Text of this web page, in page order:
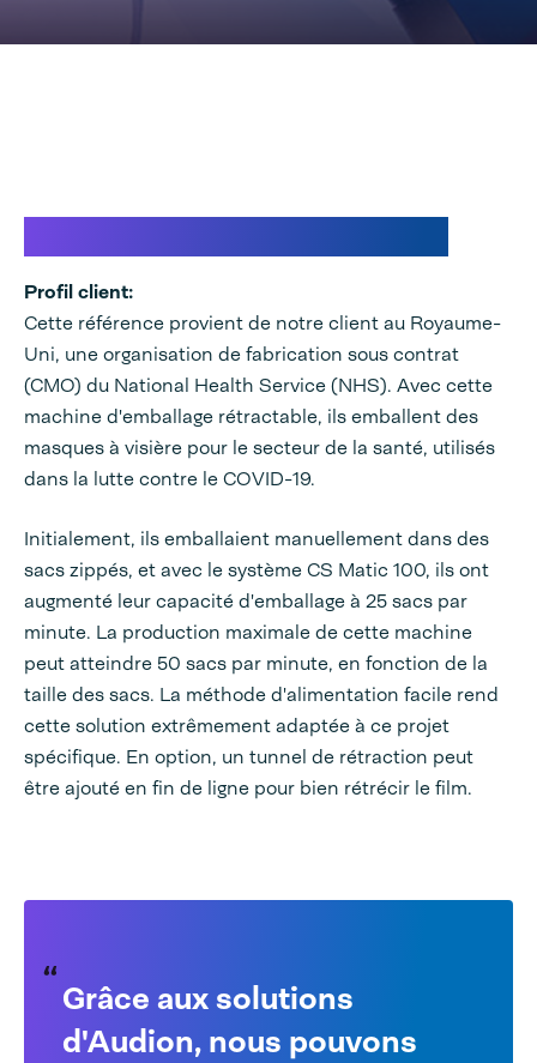
Profil client:
Cette référence provient de notre client au Royaume-
Uni, une organisation de fabrication sous contrat
(CMO) du National Health Service (NHS). Avec cette
machine d'emballage rétractable, ils emballent des
masques à visière pour le secteur de la santé, utilisés
dans la lutte contre le COVID-19.
Initialement, ils emballaient manuellement dans des
sacs zippés, et avec le système CS Matic 100, ils ont
augmenté leur capacité d'emballage à 25 sacs par
minute. La production maximale de cette machine
peut atteindre 50 sacs par minute, en fonction de la
taille des sacs. La méthode d'alimentation facile rend
cette solution extrêmement adaptée à ce projet
spécifique. En option, un tunnel de rétraction peut
être ajouté en fin de ligne pour bien rétrécir le film.
Grâce aux solutions
d'Audion, nous pouvons